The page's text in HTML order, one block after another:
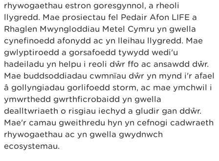
rhywogaethau estron goresgynnol, a rheoli
llygredd. Mae prosiectau fel Pedair Afon LIFE a
Rhaglen Mwyngloddiau Metel Cymru yn gwella
cynefinoedd afonydd ac yn lleihau llygredd. Mae
gwlyptiroedd a gorsafoedd tywydd wedi'u
hadeiladu yn helpu i reoli dŵr ffo ac ansawdd dŵr.
Mae buddsoddiadau cwmnïau dŵr yn mynd i'r afael
â gollyngiadau gorlifoedd storm, ac mae ymchwil i
ymwrthedd gwrthficrobaidd yn gwella
dealltwriaeth o risgiau iechyd a gludir gan ddŵr.
Mae'r camau gweithredu hyn yn cefnogi cadwraeth
rhywogaethau ac yn gwella gwydnwch
ecosystemau.